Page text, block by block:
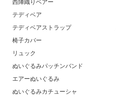
テディベア
テディベアストラップ
椅子カバー
リュック
ぬいぐるみパッチンバンド
エアーぬいぐるみ
ぬいぐるみカチューシャ